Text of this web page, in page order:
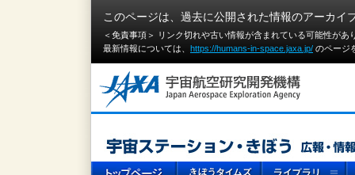
このページは、過去に公開された情報のアーカイ
＜免責事項＞ リンク切れや古い情報が含まれている可能性が
最新情報については、 https://humans-in-space.jaxa.jp/ のページ